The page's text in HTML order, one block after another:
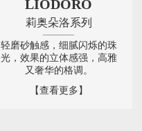
LIODORO
莉奥朵洛系列
轻磨砂触感，细腻闪烁的珠
光，效果的立体感强，高雅
又奢华的格调。
【查看更多】